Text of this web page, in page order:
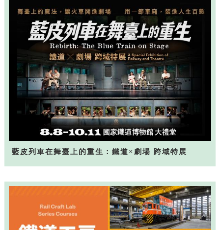
藍皮列車在舞臺上的重生：鐵道×劇場 跨域特展